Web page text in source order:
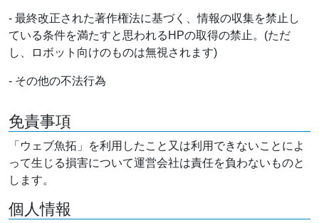
- 最終改正された著作権法に基づく、情報の収集を禁止し
ている条件を満たすと思われるHPの取得の禁止。(ただ
し、ロボット向けのものは無視されます)
- その他の不法行為
免責事項
「ウェブ魚拓」を利用したこと又は利用できないことによ
って生じる損害について運営会社は責任を負わないものと
します。
個人情報